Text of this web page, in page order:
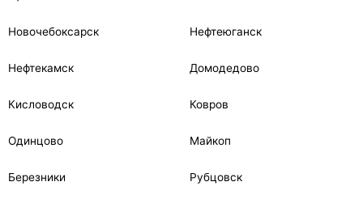
Новочебоксарск Нефтеюганск
Нефтекамск Домодедово
Кисловодск Ковров
Одинцово Майкоп
Березники Рубцовск